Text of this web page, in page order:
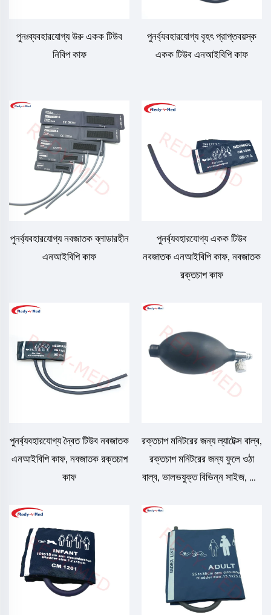
পুনঃব্যবহারযোগ্য উরু একক টিউব
নিবিপ কাফ
পুনর্ব্যবহারযোগ্য বৃহৎ প্রাপ্তবয়স্ক
একক টিউব এনআইবিপি কাফ
পুনর্ব্যবহারযোগ্য নবজাতক ব্লাডারহীন
এনআইবিপি কাফ
পুনর্ব্যবহারযোগ্য একক টিউব
নবজাতক এনআইবিপি কাফ, নবজাতক
রক্তচাপ কাফ
পুনর্ব্যবহারযোগ্য দ্বৈত টিউব নবজাতক
এনআইবিপি কাফ, নবজাতক রক্তচাপ
কাফ
রক্তচাপ মনিটরের জন্য ল্যাটেক্স বাল্ব,
রক্তচাপ মনিটরের জন্য ফুলে ওঠা
বাল্ব, ভালভযুক্ত বিভিন্ন সাইজ, হাত